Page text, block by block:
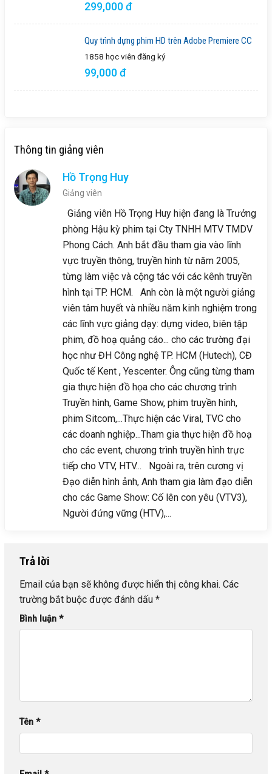
299,000 đ
Quy trình dựng phim HD trên Adobe Premiere CC
1858 học viên đăng ký
99,000 đ
Thông tin giảng viên
Hồ Trọng Huy
Giảng viên
Giảng viên Hồ Trọng Huy hiện đang là Trưởng
phòng Hậu kỳ phim tại Cty TNHH MTV TMDV
Phong Cách. Anh bắt đầu tham gia vào lĩnh
vực truyền thông, truyền hình từ năm 2005,
từng làm việc và cộng tác với các kênh truyền
hình tại TP. HCM. Anh còn là một người giảng
viên tâm huyết và nhiều năm kinh nghiệm trong
các lĩnh vực giảng dạy: dựng video, biên tập
phim, đồ hoạ quảng cáo... cho các trường đại
học như ĐH Công nghệ TP. HCM (Hutech), CĐ
Quốc tế Kent , Yescenter. Ông cũng từng tham
gia thực hiện đồ họa cho các chương trình
Truyền hình, Game Show, phim truyền hình,
phim Sitcom,...Thực hiện các Viral, TVC cho
các doanh nghiệp...Tham gia thực hiện đồ hoạ
cho các event, chương trình truyền hình trực
tiếp cho VTV, HTV... Ngoài ra, trên cương vị
Đạo diễn hình ảnh, Anh tham gia làm đạo diễn
cho các Game Show: Cố lên con yêu (VTV3),
Người đứng vững (HTV),...
Trả lời
Email của bạn sẽ không được hiển thị công khai. Các
trường bắt buộc được đánh dấu *
Bình luận *
Tên *